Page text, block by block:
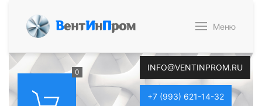
ВентИнПром Меню
0 INFO@VENTINPROM.RU
+7 (993) 621-14-32